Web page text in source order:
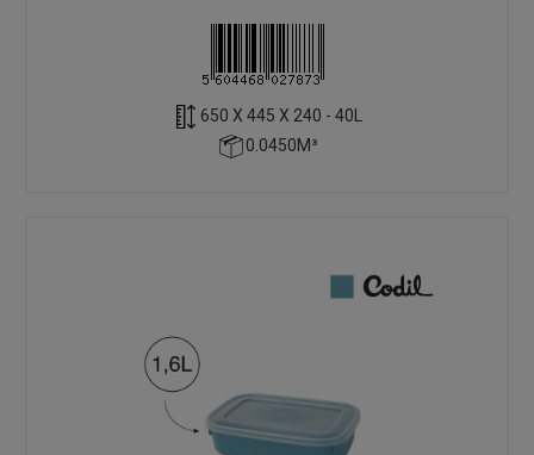
650 X 445 X 240 - 40L
0.0450M³